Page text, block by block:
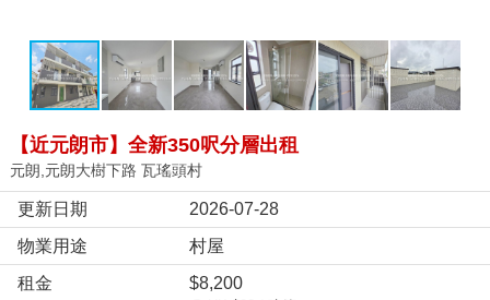
【近元朗市】全新350呎分層出租
元朗,元朗大樹下路 瓦瑤頭村
更新日期
2026-07-28
物業用途
村屋
租金
$8,200